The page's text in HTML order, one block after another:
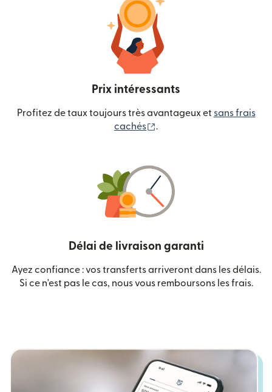
Prix intéressants
Profitez de taux toujours très avantageux et sans frais
cachés
.
Délai de livraison garanti
Ayez confiance : vos transferts arriveront dans les délais.
Si ce n'est pas le cas, nous vous remboursons les frais.